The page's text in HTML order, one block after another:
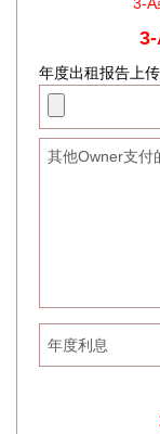
年度出租报告上传